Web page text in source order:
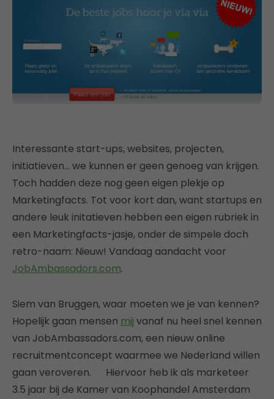
Interessante start-ups, websites, projecten,
initiatieven… we kunnen er geen genoeg van krijgen.
Toch hadden deze nog geen eigen plekje op
Marketingfacts. Tot voor kort dan, want startups en
andere leuk initatieven hebben een eigen rubriek in
een Marketingfacts-jasje, onder de simpele doch
retro-naam: Nieuw! Vandaag aandacht voor
JobAmbassadors.com.
Siem van Bruggen, waar moeten we je van kennen?
Hopelijk gaan mensen mij vanaf nu heel snel kennen
van JobAmbassadors.com, een nieuw online
recruitmentconcept waarmee we Nederland willen
gaan veroveren. Hiervoor heb ik als marketeer
3.5 jaar bij de Kamer van Koophandel Amsterdam